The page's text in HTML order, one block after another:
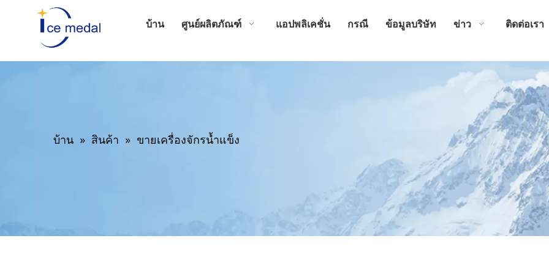
บ้าน ศูนย์ผลิตภัณฑ์ แอปพลิเคชั่น กรณี ข้อมูลบริษัท ข่าว ติดต่อเรา
บ้าน » สินค้า » ขายเครื่องจักรน้ำแข็ง